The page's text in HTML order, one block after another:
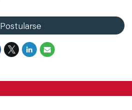
Postularse